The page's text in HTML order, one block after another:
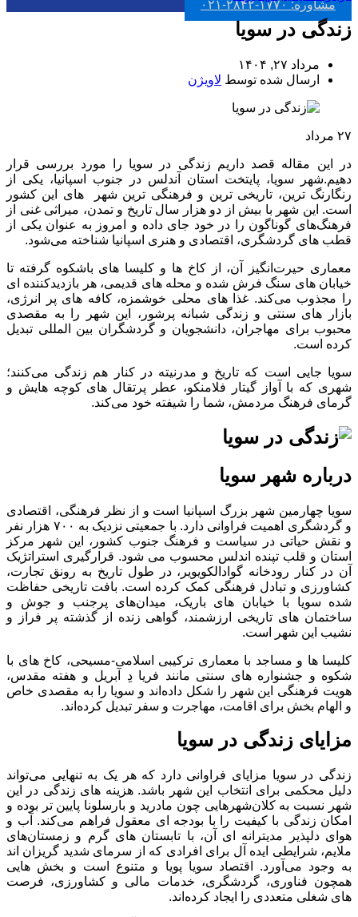
مشاوره: ۱۷۷۰-۲۸۴۲-۰۲۱
زندگی در سویا
مرداد ۲۷, ۱۴۰۴
ارسال شده توسط لاویژن
۲۷ مرداد
در این مقاله قصد داریم زندگی در سویا را مورد بررسی قرار
دهیم.شهر سویا، پایتخت استان آندلس در جنوب اسپانیا، یکی از
رنگارنگ‌ ترین، تاریخی‌ ترین و فرهنگی‌ ترین شهر های این کشور
است. این شهر با بیش از دو هزار سال تاریخ و تمدن، میراثی غنی از
فرهنگ‌های گوناگون را در خود جای داده و امروز به عنوان یکی از
قطب‌ های گردشگری، اقتصادی و هنری اسپانیا شناخته می‌شود.
معماری حیرت‌انگیز آن، از کاخ‌ ها و کلیسا های باشکوه گرفته تا
خیابان‌ های سنگ ‌فرش ‌شده و محله ‌های قدیمی، هر بازدیدکننده ‌ای
را مجذوب می‌کند. غذا های محلی خوشمزه، کافه ‌های پر انرژی،
بازار های سنتی و زندگی شبانه پرشور، این شهر را به مقصدی
محبوب برای مهاجران، دانشجویان و گردشگران بین ‌المللی تبدیل
کرده است.
سویا جایی است که تاریخ و مدرنیته در کنار هم زندگی می‌کنند؛
شهری که با آواز گیتار فلامنکو، عطر پرتقال ‌های کوچه ‌هایش و
گرمای فرهنگ مردمش، شما را شیفته خود می‌کند.
درباره شهر سویا
سویا چهارمین شهر بزرگ اسپانیا است و از نظر فرهنگی، اقتصادی
و گردشگری اهمیت فراوانی دارد. با جمعیتی نزدیک به ۷۰۰ هزار نفر
و نقش حیاتی در سیاست و فرهنگ جنوب کشور، این شهر مرکز
استان و قلب تپنده اندلس محسوب می ‌شود. قرارگیری استراتژیک
آن در کنار رودخانه گوادالکویویر، در طول تاریخ به رونق تجارت،
کشاورزی و تبادل فرهنگی کمک کرده است. بافت تاریخی حفاظت
‌شده سویا با خیابان‌ های باریک، میدان‌های پرجنب‌ و جوش و
ساختمان ‌های تاریخی ارزشمند، گواهی زنده از گذشته پر فراز و
نشیب این شهر است.
کلیسا ها و مساجد با معماری ترکیبی اسلامی-مسیحی، کاخ‌ های با
شکوه و جشنواره ‌های سنتی مانند فریا دِ آبریل و هفته مقدس،
هویت فرهنگی این شهر را شکل داده‌اند و سویا را به مقصدی خاص
و الهام‌ بخش برای اقامت، مهاجرت و سفر تبدیل کرده‌اند.
مزایای زندگی در سویا
زندگی در سویا مزایای فراوانی دارد که هر یک به تنهایی می‌تواند
دلیل محکمی برای انتخاب این شهر باشد. هزینه ‌های زندگی در این
شهر نسبت به کلان‌شهرهایی چون مادرید و بارسلونا پایین ‌تر بوده و
امکان زندگی با کیفیت را با بودجه ‌ای معقول فراهم می‌کند. آب ‌و
هوای دلپذیر مدیترانه ‌ای آن، با تابستان ‌های گرم و زمستان‌های
ملایم، شرایطی ایده ‌آل برای افرادی که از سرمای شدید گریزان ‌اند
به وجود می‌آورد. اقتصاد سویا پویا و متنوع است و بخش‌ هایی
همچون فناوری، گردشگری، خدمات مالی و کشاورزی، فرصت
‌های شغلی متعددی را ایجاد کرده‌اند.